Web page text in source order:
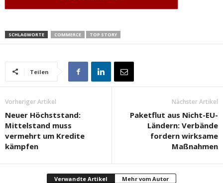
SCHLAGWORTE COMMERCE TOP STORY
Teilen
Vorheriger Artikel
Neuer Höchststand:
Mittelstand muss
vermehrt um Kredite
kämpfen
Nächster Artikel
Paketflut aus Nicht-EU-
Ländern: Verbände
fordern wirksame
Maßnahmen
Verwandte Artikel Mehr vom Autor